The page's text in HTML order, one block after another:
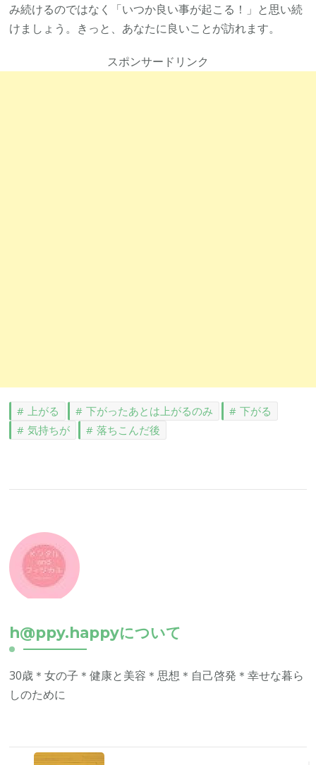
み続けるのではなく「いつか良い事が起こる！」と思い続
けましょう。きっと、あなたに良いことが訪れます。
スポンサードリンク
上がる 下がったあとは上がるのみ
下がる
気持ちが
落ちこんだ後
h@ppy.happyについて
30歳＊女の子＊健康と美容＊思想＊自己啓発＊幸せな暮ら
しのために